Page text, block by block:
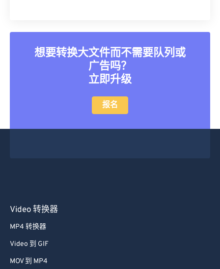
想要转换大文件而不需要队列或
广告吗？
立即升级
报名
Video 转换器
MP4 转换器
Video 到 GIF
MOV 到 MP4